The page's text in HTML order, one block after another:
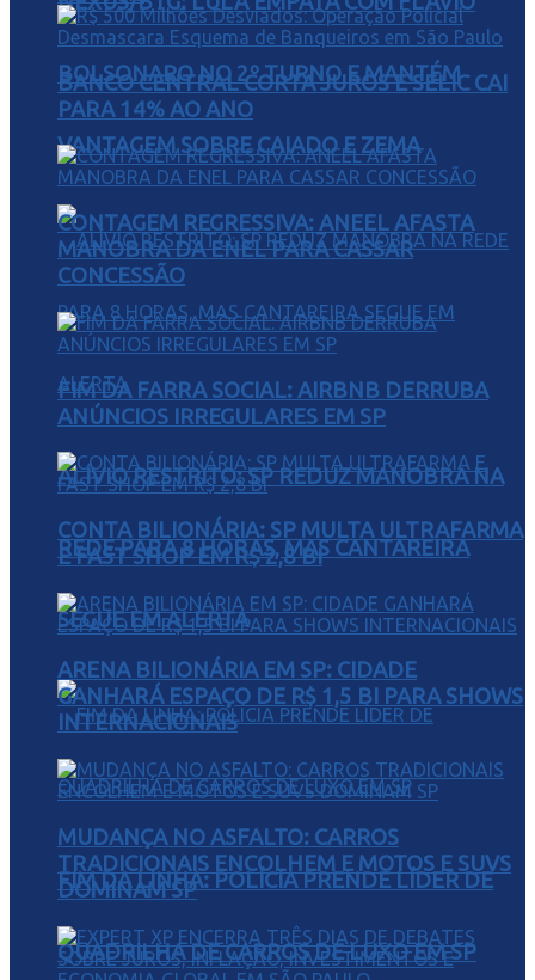
BOLSONARO NO 2º TURNO E MANTÉM
VANTAGEM SOBRE CAIADO E ZEMA
ALÍVIO RESTRITO: SP REDUZ MANOBRA NA
REDE PARA 8 HORAS, MAS CANTAREIRA
SEGUE EM ALERTA
FIM DA LINHA: POLÍCIA PRENDE LÍDER DE
QUADRILHA DE CARROS DE LUXO EM SP
BANCO CENTRAL CORTA JUROS E SELIC CAI
PARA 14% AO ANO
CONTAGEM REGRESSIVA: ANEEL AFASTA
MANOBRA DA ENEL PARA CASSAR
CONCESSÃO
FIM DA FARRA SOCIAL: AIRBNB DERRUBA
ANÚNCIOS IRREGULARES EM SP
CONTA BILIONÁRIA: SP MULTA ULTRAFARMA
E FAST SHOP EM R$ 2,8 BI
ARENA BILIONÁRIA EM SP: CIDADE
GANHARÁ ESPAÇO DE R$ 1,5 BI PARA SHOWS
INTERNACIONAIS
MUDANÇA NO ASFALTO: CARROS
TRADICIONAIS ENCOLHEM E MOTOS E SUVS
DOMINAM SP